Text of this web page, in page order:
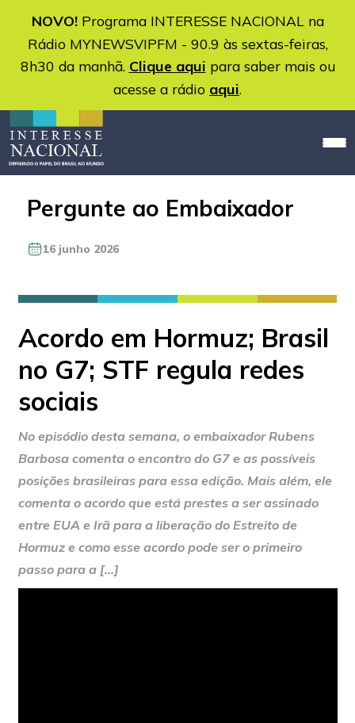
NOVO!Programa INTERESSE NACIONAL na
Rádio MYNEWSVIPFM - 90.9 às sextas-feiras,
8h30 da manhã. Clique aqui para saber mais ou
acesse a rádio aqui.
Pergunte ao Embaixador
16 junho 2026
Acordo em Hormuz; Brasil
no G7; STF regula redes
sociais
No episódio desta semana, o embaixador Rubens
Barbosa comenta o encontro do G7 e as possíveis
posições brasileiras para essa edição. Mais além, ele
comenta o acordo que está prestes a ser assinado
entre EUA e Irã para a liberação do Estreito de
Hormuz e como esse acordo pode ser o primeiro
passo para a […]